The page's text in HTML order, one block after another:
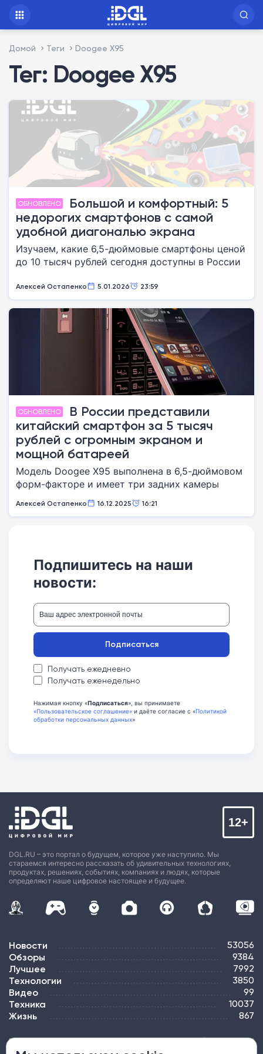
Домой Теги Doogee X95
Тег: Doogee X95
ОБНОВЛЕНО
Большой и комфортный: 5
недорогих смартфонов с самой
удобной диагональю экрана
Изучаем, какие 6,5-дюймовые смартфоны ценой
до 10 тысяч рублей сегодня доступны в России
Алексей Остапенко 5.01.2026 23:59
ОБНОВЛЕНО
В России представили
китайский смартфон за 5 тысяч
рублей с огромным экраном и
мощной батареей
Модель Doogee X95 выполнена в 6,5-дюймовом
форм-факторе и имеет три задних камеры
Алексей Остапенко 16.12.2025 16:21
Подпишитесь на наши
новости:
Получать ежедневно
Получать еженедельно
Подписаться
Нажимая кнопку «Подписаться», вы принимаете
«Пользовательское соглашение» и даёте согласие с «Политикой
обработки персональных данных»
DGL.RU – это портал о будущем, которое уже наступило. Мы
стараемся интересно рассказать об удивительных технологиях,
продуктах, решениях, событиях, компаниях и людях, которые
определяют наше цифровое настоящее и будущее.
12+
Новости 53056
Обзоры 9384
Лучшее 7992
Технологии 3850
Видео 99
Техника 10037
Жизнь 867
ПОДПИСКА РЕКЛАМА КОНТАКТЫ КАРТА САЙТА ТЭГИ